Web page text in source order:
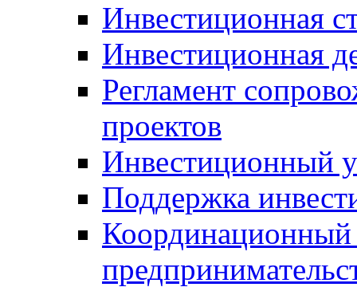
Инвестиционная
Инвестиционная
Регламент
проектов
Инвестиционный
Поддержка
Координационный